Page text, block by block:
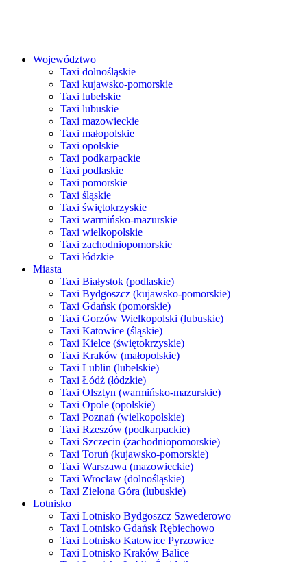
Województwo
Taxi dolnośląskie
Taxi kujawsko-pomorskie
Taxi lubelskie
Taxi lubuskie
Taxi mazowieckie
Taxi małopolskie
Taxi opolskie
Taxi podkarpackie
Taxi podlaskie
Taxi pomorskie
Taxi śląskie
Taxi świętokrzyskie
Taxi warmińsko-mazurskie
Taxi wielkopolskie
Taxi zachodniopomorskie
Taxi łódzkie
Miasta
Taxi Białystok (podlaskie)
Taxi Bydgoszcz (kujawsko-pomorskie)
Taxi Gdańsk (pomorskie)
Taxi Gorzów Wielkopolski (lubuskie)
Taxi Katowice (śląskie)
Taxi Kielce (świętokrzyskie)
Taxi Kraków (małopolskie)
Taxi Lublin (lubelskie)
Taxi Łódź (łódzkie)
Taxi Olsztyn (warmińsko-mazurskie)
Taxi Opole (opolskie)
Taxi Poznań (wielkopolskie)
Taxi Rzeszów (podkarpackie)
Taxi Szczecin (zachodniopomorskie)
Taxi Toruń (kujawsko-pomorskie)
Taxi Warszawa (mazowieckie)
Taxi Wrocław (dolnośląskie)
Taxi Zielona Góra (lubuskie)
Lotnisko
Taxi Lotnisko Bydgoszcz Szwederowo
Taxi Lotnisko Gdańsk Rębiechowo
Taxi Lotnisko Katowice Pyrzowice
Taxi Lotnisko Kraków Balice